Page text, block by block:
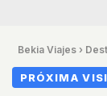
Bekia Viajes›
PRÓXIMA